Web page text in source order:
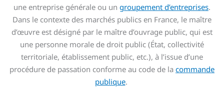
une entreprise générale ou un groupement d’entreprises.
Dans le contexte des marchés publics en France, le maître
d’œuvre est désigné par le maître d’ouvrage public, qui est
une personne morale de droit public (État, collectivité
territoriale, établissement public, etc.), à l’issue d’une
procédure de passation conforme au code de la commande
publique.